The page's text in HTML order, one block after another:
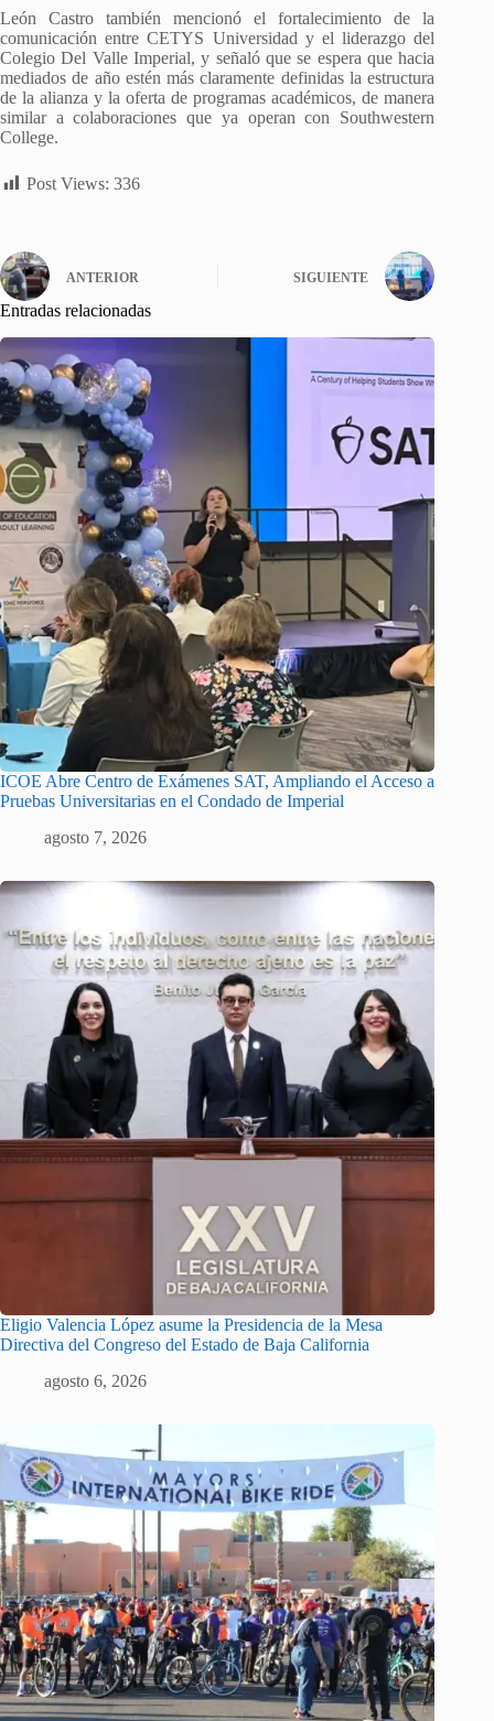
León Castro también mencionó el fortalecimiento de la
comunicación entre CETYS Universidad y el liderazgo del
Colegio Del Valle Imperial, y señaló que se espera que hacia
mediados de año estén más claramente definidas la estructura
de la alianza y la oferta de programas académicos, de manera
similar a colaboraciones que ya operan con Southwestern
College.
Post Views: 336
ANTERIOR SIGUIENTE
Entradas relacionadas
ICOE Abre Centro de Exámenes SAT, Ampliando el Acceso a
Pruebas Universitarias en el Condado de Imperial
agosto 7, 2026
Eligio Valencia López asume la Presidencia de la Mesa
Directiva del Congreso del Estado de Baja California
agosto 6, 2026